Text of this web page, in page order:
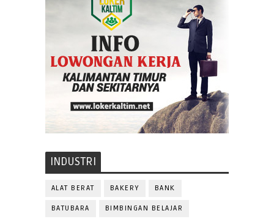
INDUSTRI
ALAT BERAT BAKERY BANK
BATUBARA BIMBINGAN BELAJAR